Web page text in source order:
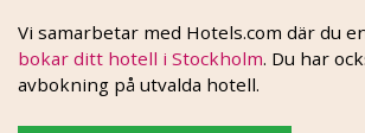
Vi samarbetar med Hotels.com där du
bokar ditt hotell i Stockholm. Du har
avbokning på utvalda hotell.